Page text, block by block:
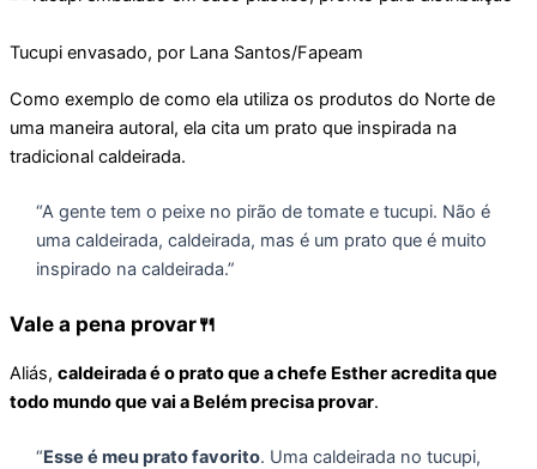
Tucupi envasado, por Lana Santos/Fapeam
Como exemplo de como ela utiliza os produtos do Norte de
uma maneira autoral, ela cita um prato que inspirada na
tradicional caldeirada.
“A gente tem o peixe no pirão de tomate e tucupi. Não é
uma caldeirada, caldeirada, mas é um prato que é muito
inspirado na caldeirada.”
Vale a pena provar🍴
Aliás, caldeirada é o prato que a chefe Esther acredita que
todo mundo que vai a Belém precisa provar.
“Esse é meu prato favorito. Uma caldeirada no tucupi,